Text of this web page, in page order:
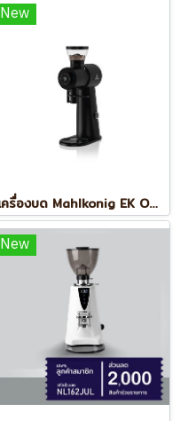
New
เครื่องบด Mahlkonig EK Omnia
New